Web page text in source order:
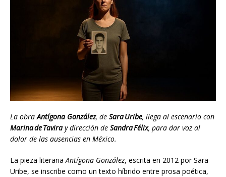
La obraAntígona González, de Sara Uribe, llega al escenario con
Marina de Taviray dirección de Sandra Félix, para dar voz al
dolor de las ausencias en México.
La pieza literariaAntígona González, escrita en 2012 por Sara
Uribe, se inscribe como un texto híbrido entre prosa poética,